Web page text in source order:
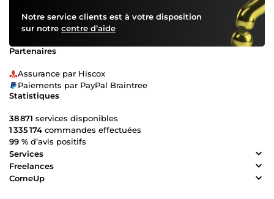
Notre service clients est à votre disposition
sur notre centre d’aide
Partenaires
Assurance par Hiscox
Paiements par PayPal Braintree
Statistiques
38 871 services disponibles
1 335 174 commandes effectuées
99 % d’avis positifs
Services
Freelances
ComeUp